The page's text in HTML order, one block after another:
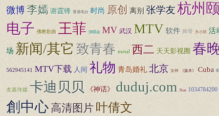
微博李嫣 谢霆锋 香港电台 时尚 原创 离别 张学友杭州
电子 佛教歌曲 王菲 演唱会 MV 武汉 MTV 软件 帅哥 方小菲 活
场 新闻/其它 致青春 metal 西二 天天影视圈 春
562945141 MTV下载 人间 礼物 青岛婚礼 北京 女神 《旋木》 Cuba
友嘉传媒 卡迪贝贝 《神话》 duduj.com Non 1034784200
創中心 高清图片 叶倩文